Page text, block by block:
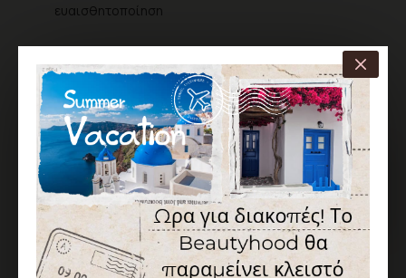
ευαισθητοποίηση
ΧΑΡΑΚΤΗΡΙΣΤΙΚΆ
ΑΠΟΣΤΟΛΉ ΑΠΌ 1 ΈΩΣ 5 ΕΡΓΆΣΙΜΕΣ
Κωδικός:
BH-CC-050982-133
Canni